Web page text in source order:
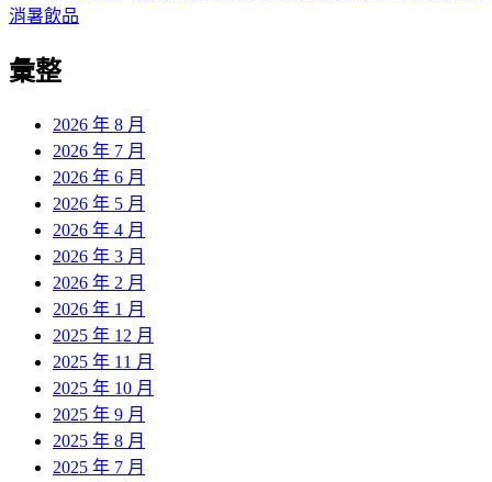
導
覽
消暑飲品
彙整
2026 年 8 月
2026 年 7 月
2026 年 6 月
2026 年 5 月
2026 年 4 月
2026 年 3 月
2026 年 2 月
2026 年 1 月
2025 年 12 月
2025 年 11 月
2025 年 10 月
2025 年 9 月
2025 年 8 月
2025 年 7 月